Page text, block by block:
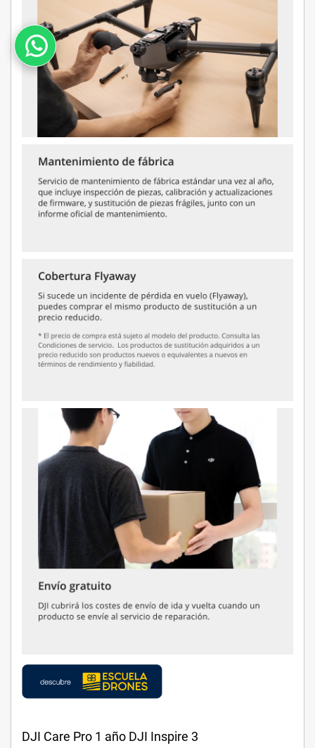
DJI Care Pro 1 año DJI Inspire 3